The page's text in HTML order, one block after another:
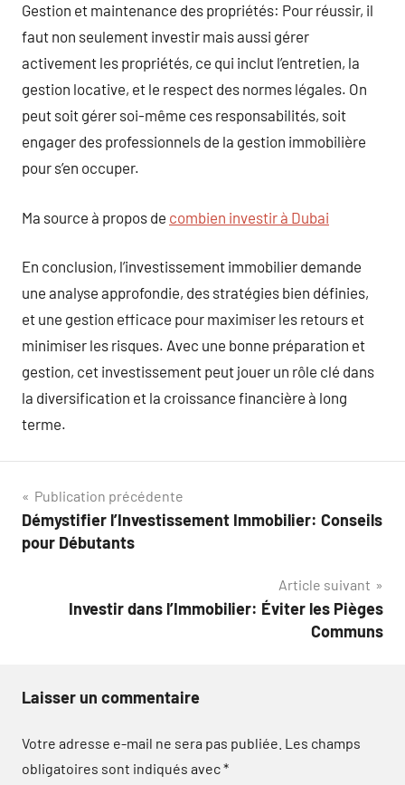
Gestion et maintenance des propriétés: Pour réussir, il
faut non seulement investir mais aussi gérer
activement les propriétés, ce qui inclut l’entretien, la
gestion locative, et le respect des normes légales. On
peut soit gérer soi-même ces responsabilités, soit
engager des professionnels de la gestion immobilière
pour s’en occuper.
Ma source à propos de combien investir à Dubai
En conclusion, l’investissement immobilier demande
une analyse approfondie, des stratégies bien définies,
et une gestion efficace pour maximiser les retours et
minimiser les risques. Avec une bonne préparation et
gestion, cet investissement peut jouer un rôle clé dans
la diversification et la croissance financière à long
terme.
Navigation
de
Publication précédente
Démystifier l’Investissement Immobilier: Conseils
pour Débutants
Article suivant
Investir dans l’Immobilier: Éviter les Pièges
Communs
Laisser un commentaire
Votre adresse e-mail ne sera pas publiée. Les champs
obligatoires sont indiqués avec*